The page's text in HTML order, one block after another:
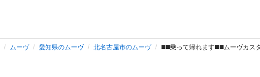
ムーヴ 愛知県のムーヴ 北名古屋市のムーヴ ◼️◼️乗って帰れます◼️◼️ムーヴカス